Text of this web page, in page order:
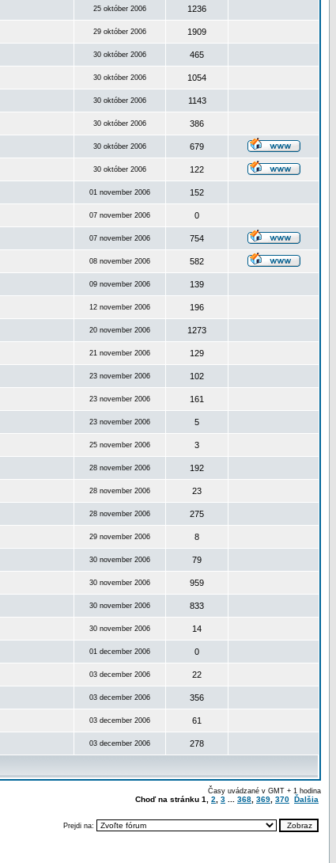
25 október 2006 1236
29 október 2006 1909
30 október 2006 465
30 október 2006 1054
30 október 2006 1143
30 október 2006 386
30 október 2006 679
30 október 2006 122
01 november 2006 152
07 november 2006 0
07 november 2006 754
08 november 2006 582
09 november 2006 139
12 november 2006 196
20 november 2006 1273
21 november 2006 129
23 november 2006 102
23 november 2006 161
23 november 2006 5
25 november 2006 3
28 november 2006 192
28 november 2006 23
28 november 2006 275
29 november 2006 8
30 november 2006 79
30 november 2006 959
30 november 2006 833
30 november 2006 14
01 december 2006 0
03 december 2006 22
03 december 2006 356
03 december 2006 61
03 december 2006 278
Časy uvádzané v GMT + 1 hodina
Choď na stránku 1 2 3 368 369 370 Ďalšia
Prejdi na: